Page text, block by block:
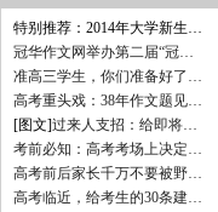
特别推荐：2014年大学新生…
冠华作文网举办第二届“冠…
准高三学生，你们准备好了…
高考重头戏：38年作文题见…
[图文]过来人支招：给即将…
考前必知：高考考场上决定…
高考前后家长千万不要被野…
高考临近，给考生的30条建…